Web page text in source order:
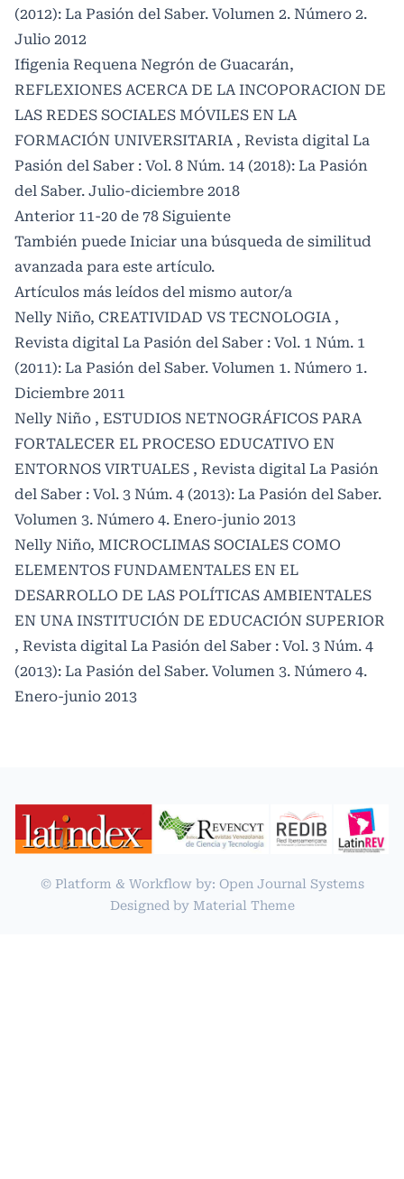
(2012): La Pasión del Saber. Volumen 2. Número 2.
Julio 2012
Ifigenia Requena Negrón de Guacarán,
REFLEXIONES ACERCA DE LA INCOPORACION DE
LAS REDES SOCIALES MÓVILES EN LA
FORMACIÓN UNIVERSITARIA , Revista digital La
Pasión del Saber : Vol. 8 Núm. 14 (2018): La Pasión
del Saber. Julio-diciembre 2018
Anterior 11-20 de 78 Siguiente
También puede Iniciar una búsqueda de similitud
avanzada para este artículo.
Artículos más leídos del mismo autor/a
Nelly Niño, CREATIVIDAD VS TECNOLOGIA ,
Revista digital La Pasión del Saber : Vol. 1 Núm. 1
(2011): La Pasión del Saber. Volumen 1. Número 1.
Diciembre 2011
Nelly Niño , ESTUDIOS NETNOGRÁFICOS PARA
FORTALECER EL PROCESO EDUCATIVO EN
ENTORNOS VIRTUALES , Revista digital La Pasión
del Saber : Vol. 3 Núm. 4 (2013): La Pasión del Saber.
Volumen 3. Número 4. Enero-junio 2013
Nelly Niño, MICROCLIMAS SOCIALES COMO
ELEMENTOS FUNDAMENTALES EN EL
DESARROLLO DE LAS POLÍTICAS AMBIENTALES
EN UNA INSTITUCIÓN DE EDUCACIÓN SUPERIOR
, Revista digital La Pasión del Saber : Vol. 3 Núm. 4
(2013): La Pasión del Saber. Volumen 3. Número 4.
Enero-junio 2013
© Platform & Workflow by: Open Journal Systems
Designed by Material Theme